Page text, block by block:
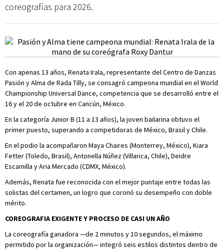
coreografías para 2026.
Con apenas 13 años, Renata Irala, representante del Centro de Danzas
Pasión y Alma de Rada Tilly, se consagró campeona mundial en el World
Championship Universal Dance, competencia que se desarrolló entre el
16 y el 20 de octubre en Cancún, México.
En la categoría Junior B (11 a 13 años), la joven bailarina obtuvo el
primer puesto, superando a competidoras de México, Brasil y Chile.
En el podio la acompañaron Maya Chaires (Monterrey, México), Kiara
Fetter (Toledo, Brasil), Antonella Núñez (Villarica, Chile), Deidre
Escamilla y Aria Mercado (CDMX, México).
Además, Renata fue reconocida con el mejor puntaje entre todas las
solistas del certamen, un logro que coronó su desempeño con doble
mérito.
COREOGRAFIA EXIGENTE Y PROCESO DE CASI UN AÑO
La coreografía ganadora —de 2 minutos y 10 segundos, el máximo
permitido por la organización— integró seis estilos distintos dentro de